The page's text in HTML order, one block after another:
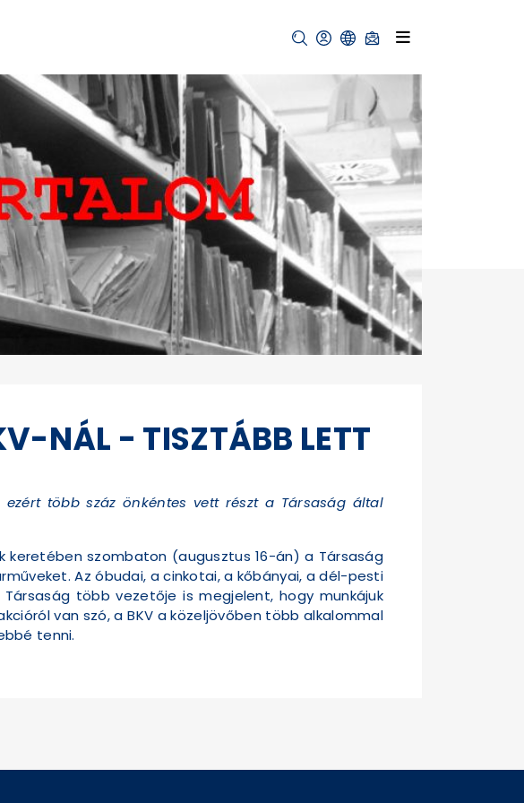
NÁL - TISZTÁBB LETT
több száz önkéntes vett részt a Társaság által
keretében szombaton (augusztus 16-án) a Társaság
Az óbudai, a cinkotai, a kőbányai, a dél-pesti
több vezetője is megjelent, hogy munkájuk
van szó, a BKV a közeljövőben több alkalommal
tenni.